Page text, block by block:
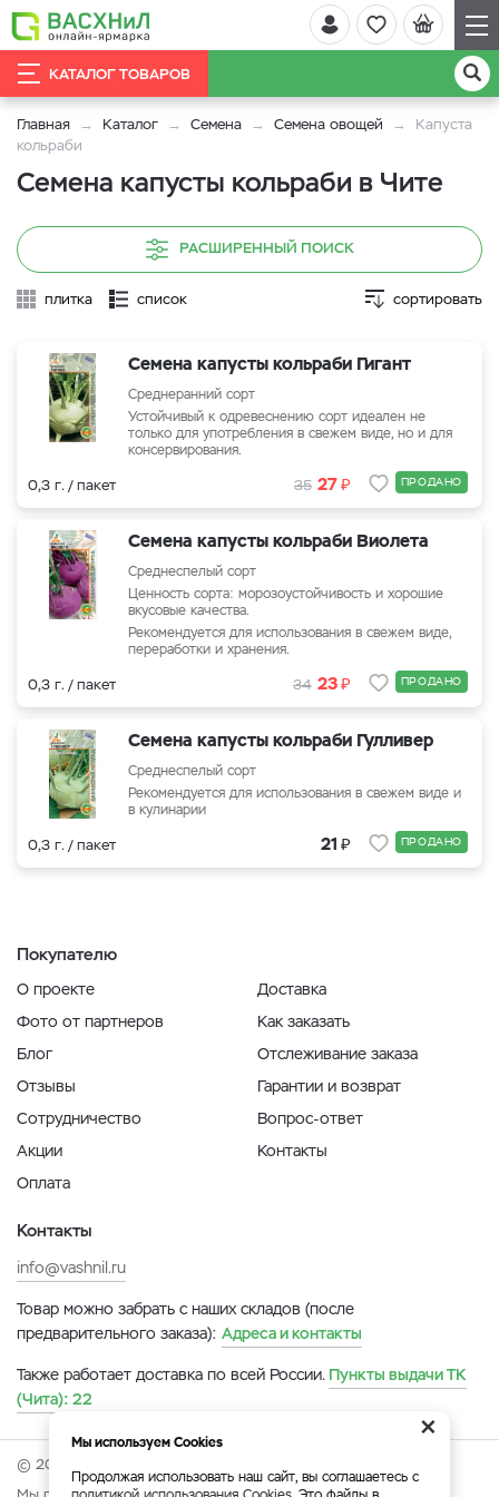
КАТАЛОГ ТОВАРОВ
Главная Каталог Семена Семена овощей
Капуста
кольраби
Семена капусты кольраби в Чите
РАСШИРЕННЫЙ ПОИСК
плитка список сортировать
Семена капусты кольраби Гигант
Среднеранний сорт
Устойчивый к одревеснению сорт идеален не
только для употребления в свежем виде, но и для
консервирования.
0,3 г. / пакет 35 27₽ ПРОДАНО
Семена капусты кольраби Виолета
Среднеспелый сорт
Ценность сорта: морозоустойчивость и хорошие
вкусовые качества.
Рекомендуется для использования в свежем виде,
переработки и хранения.
0,3 г. / пакет 34 23₽ ПРОДАНО
Семена капусты кольраби Гулливер
Среднеспелый сорт
Рекомендуется для использования в свежем виде и
в кулинарии
0,3 г. / пакет 21₽ ПРОДАНО
Покупателю
О проекте
Фото от партнеров
Блог
Отзывы
Сотрудничество
Акции
Оплата
Доставка
Как заказать
Отслеживание заказа
Гарантии и возврат
Вопрос-ответ
Контакты
Контакты
info@vashnil.ru
Товар можно забрать с наших складов (после
предварительного заказа): Адреса и контакты
Также работает доставка по всей России. Пункты выдачи ТК
(Чита): 22
© 2026 Онлайн-ярмарка ВАСХНиЛ.
×
Мы используем Cookies
Продолжая использовать наш сайт, вы соглашаетесь с